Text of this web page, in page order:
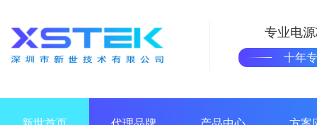
专业电
十年